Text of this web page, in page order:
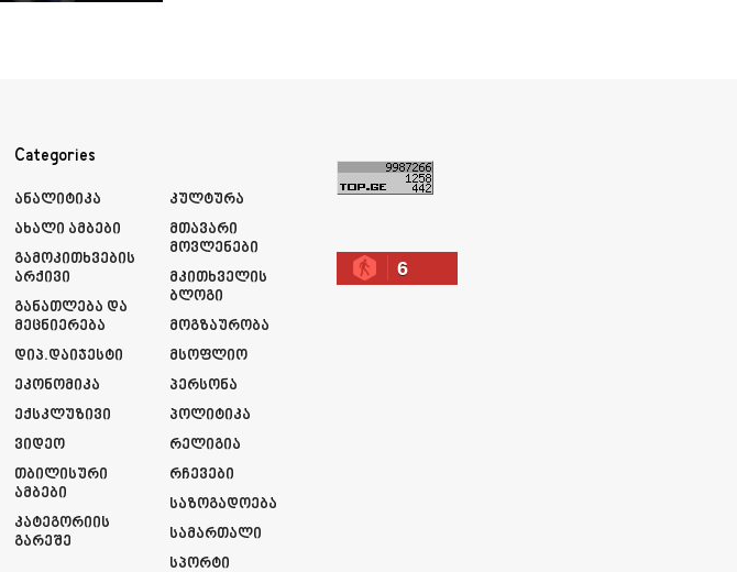
Categories
Ანალიტიკა
Ახალი Ამბები
Გამოკითხვების
Არქივი
Განათლება Და
Მეცნიერება
Დიპ.დაიჯესტი
Ეკონომიკა
Ექსკლუზივი
Ვიდეო
Თბილისური
Ამბები
Კატეგორიის
Გარეშე
Კულტურა
Მთავარი
Მოვლენები
Მკითხველის
Ბლოგი
Მოგზაურობა
Მსოფლიო
Პერსონა
Პოლიტიკა
Რელიგია
Რჩევები
Საზოგადოება
Სამართალი
Სპორტი
6